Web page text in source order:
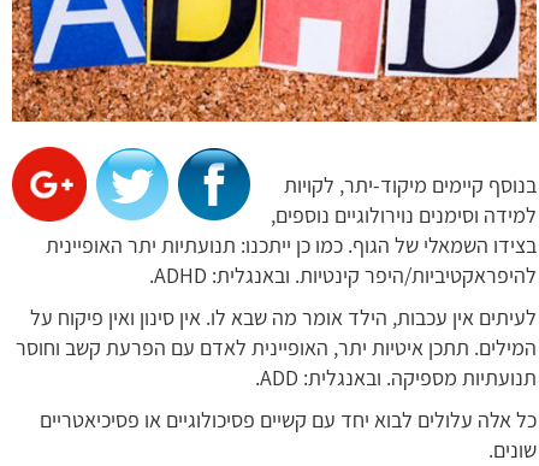
בנוסף קיימים מיקוד-יתר, לקויות
למידה וסימנים נוירולוגיים נוספים,
בצידו השמאלי של הגוף. כמו כן ייתכנו: תנועתיות יתר האופיינית
להיפראקטיביות/היפר קינטיות. ובאנגלית: ADHD.
לעיתים אין עכבות, הילד אומר מה שבא לו. אין סינון ואין פיקוח על
המילים. תתכן איטיות יתר, האופיינית לאדם עם הפרעת קשב וחוסר
תנועתיות מספיקה. ובאנגלית: ADD.
כל אלה עלולים לבוא יחד עם קשיים פסיכולוגיים או פסיכיאטריים
שונים.